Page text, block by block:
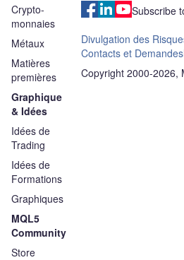
Crypto-
monnaies
Métaux
Matières
premières
Graphique
& Idées
Idées de
Trading
Idées de
Formations
Graphiques
MQL5
Community
Store
Subscribe
Divulgation des
Contacts et Demandes
Copyright 2000-2026,